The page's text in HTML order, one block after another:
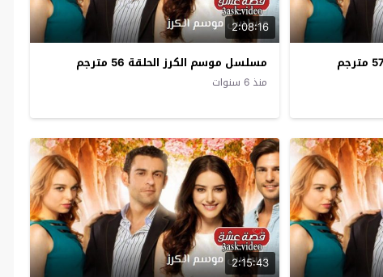
2:08:16
مسلسل موسم الكرز الحلقة 56 مترجم
منذ 6 سنوات
2:15:43